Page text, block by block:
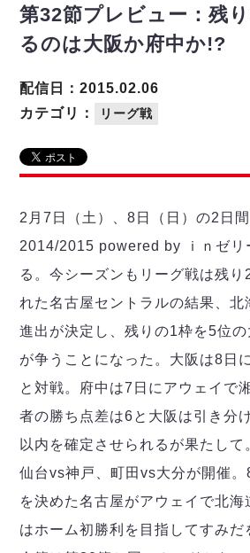
メディア情報
フットサル日本代表
戦績表
警告・退場・出場停止選手
個人ランキング｜ゴール
個人ランキング｜シュート
個人ランキング｜シュート成功率
メットライフ生命Ｆ２リーグ
試合日程
順位表
戦績表
警告・退場・出場停止選手
個人ランキング｜シュート
個人ランキング｜シュート成功率
個人ランキング｜第2PK
メットライフ生命Ｆリーグ
試合日程・結果
大会概要
アリーナ情報
エスポラーダ北海道
バルドラール浦安
しながわシティ
立川アスレティックFC
ペスカドーラ町田
湘南ベルマーレ
名古屋オーシャンズ
シュライカー大阪
ボルクバレット北九州
バサジィ大分
メットライフ生命Ｆ２リーグ
ヴォスクオーレ仙台
リガーレヴィア葛飾
Y．S．C．C．横浜
ヴィンセドール白山
アグレミーナ浜松
デウソン神戸
ポルセイド浜田
アリーナ情報 ARENA
リーグ概要 ABOUT US
リーグ概要
日本フットサルリーグについて
大会概要
リーグ要項
クラブライセンス関連
アリーナ観戦マナー&ルール
過去の記録 ARCHIVE
過去の試合記録
ディビジョン1 試合記録
ディビジョン2 試合記録
Ｆリーグカップ 試合記録
リーグ統計データ
記念ゴール
ハットトリック
担当審判員
選手の通算記録（Ｆ１）
プロジェクト PROJECT
ABeam AWARD
DIVISION 01
DIVISION 02
第32節プレビュー：残
るのは大阪か府中か!?
カテゴリ： リーグ戦
配信日：2015.02.06
2月7日（土）、8日（日）の2日
2014/2015 powered by ｉｎゼリ
る。今シーズンもリーグ戦は残り
れた名古屋セントラルの結果、北
進出が決定し、残りの1枠を5位
が争うことになった。大阪は8日
と対戦。府中は7日にアウェイで
者の勝ち点差は6と大阪は引き分
以内を確定させられるが果たし
仙台vs神戸、町田vs大分が開催
を決めた名古屋がアウェイで北海
はホーム初勝利を目指してすみだ